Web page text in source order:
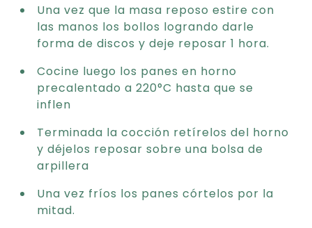
Una vez que la masa reposo estire con
las manos los bollos logrando darle
forma de discos y deje reposar 1 hora.
Cocine luego los panes en horno
precalentado a 220°C hasta que se
inflen
Terminada la cocción retírelos del horno
y déjelos reposar sobre una bolsa de
arpillera
Una vez fríos los panes córtelos por la
mitad.